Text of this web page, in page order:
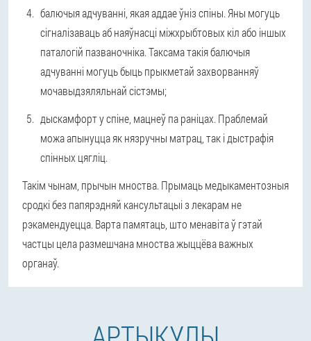
балючыя адчуванні, якая аддае ўніз спіны. Яны могуць
сігналізаваць аб наяўнасці міжхрыбтовых кіл або іншых
паталогій пазваночніка. Таксама такія балючыя
адчуванні могуць быць прыкметай захворванняў
мочавыдзяляльнай сістэмы;
дыскамфорт у спіне, мацнеў па раніцах. Праблемай
можа апынуцца як нязручны матрац, так і дыстрафія
спінных цягліц.
Такім чынам, прычын мноства. Прымаць медыкаментозныя
сродкі без папярэдняй кансультацыі з лекарам не
рэкамендуецца. Варта памятаць, што менавіта ў гэтай
частцы цела размешчана мноства жыццёва важных
органаў.